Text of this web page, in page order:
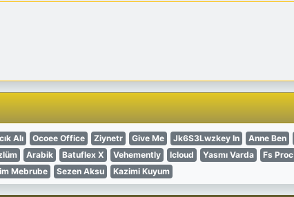
Alı Ocoee Office Ziynetr Give Me Jk6S3Lwzkey In Anne Ben
Arabik Batuflex X Vehemently Icloud Yasmı Varda Fs Proc
Mebrube
Sezen Aksu Kazimi Kuyum